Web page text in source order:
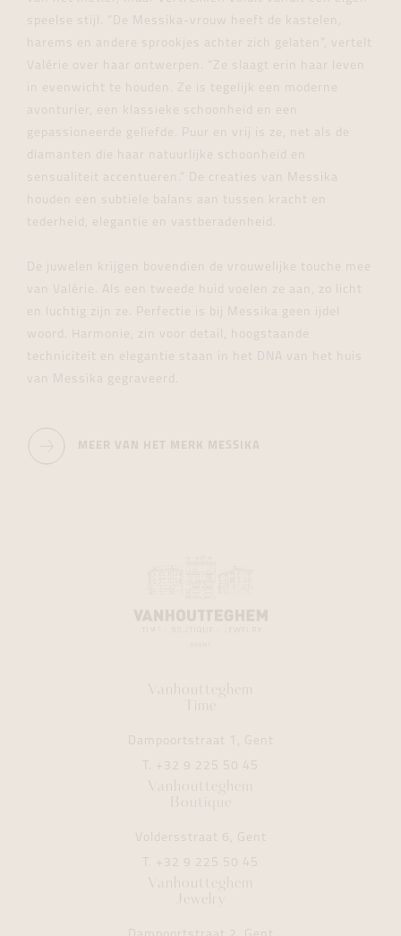
speelse stijl. “De Messika-vrouw heeft de kastelen,
harems en andere sprookjes achter zich gelaten”, vertelt
Valérie over haar ontwerpen. “Ze slaagt erin haar leven
in evenwicht te houden. Ze is tegelijk een moderne
avonturier, een klassieke schoonheid en een
gepassioneerde geliefde. Puur en vrij is ze, net als de
diamanten die haar natuurlijke schoonheid en
sensualiteit accentueren.” De creaties van Messika
houden een subtiele balans aan tussen kracht en
tederheid, elegantie en vastberadenheid.
De juwelen krijgen bovendien de vrouwelijke touche mee
van Valérie. Als een tweede huid voelen ze aan, zo licht
en luchtig zijn ze. Perfectie is bij Messika geen ijdel
woord. Harmonie, zin voor detail, hoogstaande
techniciteit en elegantie staan in het DNA van het huis
van Messika gegraveerd.
MEER VAN HET MERK MESSIKA
Vanhoutteghem
Time
Dampoortstraat 1, Gent
T. +32 9 225 50 45
Vanhoutteghem
Boutique
Voldersstraat 6, Gent
T. +32 9 225 50 45
Vanhoutteghem
Jewelry